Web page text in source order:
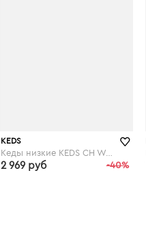
KEDS
Кеды низкие KEDS CH Woven Stripe
-40%
2 969 руб